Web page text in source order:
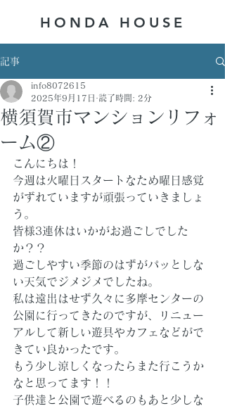
HONDA ​HOUSE
記事
横須賀市マンションリフォ
ーム②
info8072615
2025年9月17日
読了時間: 2分
こんにちは！
今週は火曜日スタートなため曜日感覚
がずれていますが頑張っていきましょ
う。
皆様3連休はいかがお過ごしでした
か？？
過ごしやすい季節のはずがパッとしな
い天気でジメジメでしたね。
私は遠出はせず久々に多摩センターの
公園に行ってきたのですが、リニュー
アルして新しい遊具やカフェなどがで
きてい良かったです。
もう少し涼しくなったらまた行こうか
なと思ってます！！
子供達と公園で遊べるのもあと少しな